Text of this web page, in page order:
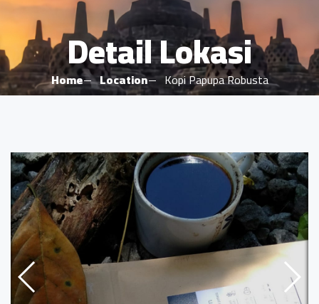
Detail Lokasi
Home Location Kopi Papupa Robusta